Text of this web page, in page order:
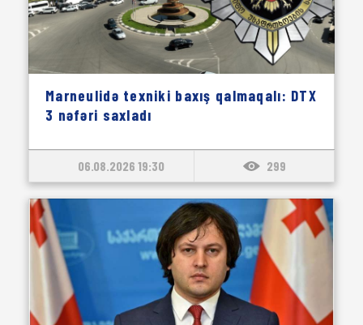
Marneulidə texniki baxış qalmaqalı: DTX
3 nəfəri saxladı
06.08.2026 19:30 299